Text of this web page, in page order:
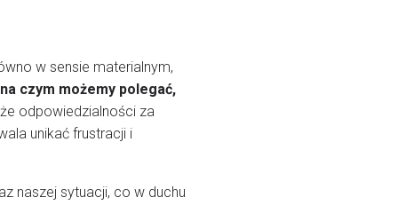
w sensie materialnym,
czym możemy polegać,
odpowiedzialności za
unikać frustracji i
naszej sytuacji, co w duchu